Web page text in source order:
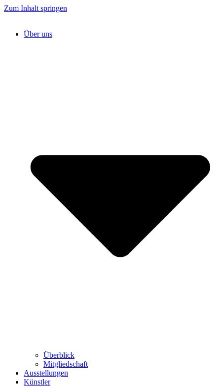
Zum Inhalt springen
Über uns
Überblick
Mitgliedschaft
Ausstellungen
Künstler